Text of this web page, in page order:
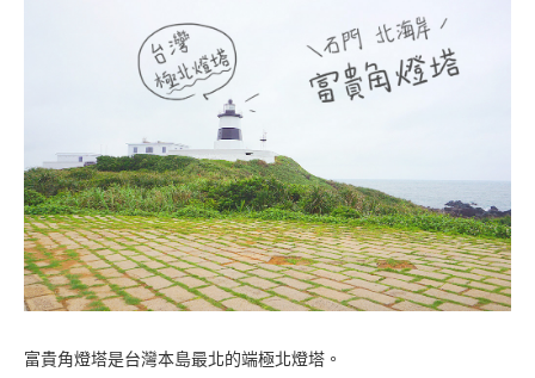
富貴角燈塔是台灣本島最北的端極北燈塔。